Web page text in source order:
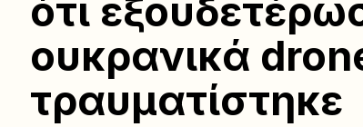
ότι
ουκρανικά
τραυματίστηκε